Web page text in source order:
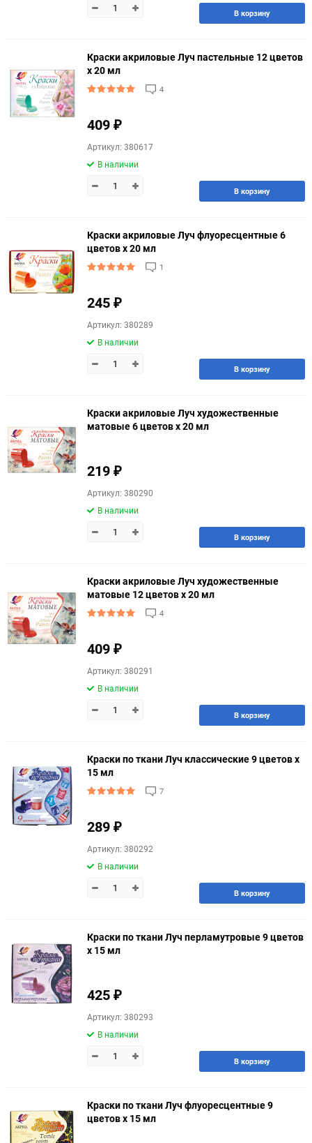
В корзину
Краски акриловые Луч пастельные 12 цветов
х 20 мл
4
409 ₽
Артикул: 380617
В наличии
В корзину
Краски акриловые Луч флуоресцентные 6
цветов х 20 мл
1
245 ₽
Артикул: 380289
В наличии
В корзину
Краски акриловые Луч художественные
матовые 6 цветов х 20 мл
219 ₽
Артикул: 380290
В наличии
В корзину
Краски акриловые Луч художественные
матовые 12 цветов х 20 мл
4
409 ₽
Артикул: 380291
В наличии
В корзину
Краски по ткани Луч классические 9 цветов х
15 мл
7
289 ₽
Артикул: 380292
В наличии
В корзину
Краски по ткани Луч перламутровые 9 цветов
х 15 мл
425 ₽
Артикул: 380293
В наличии
В корзину
Краски по ткани Луч флуоресцентные 9
цветов х 15 мл